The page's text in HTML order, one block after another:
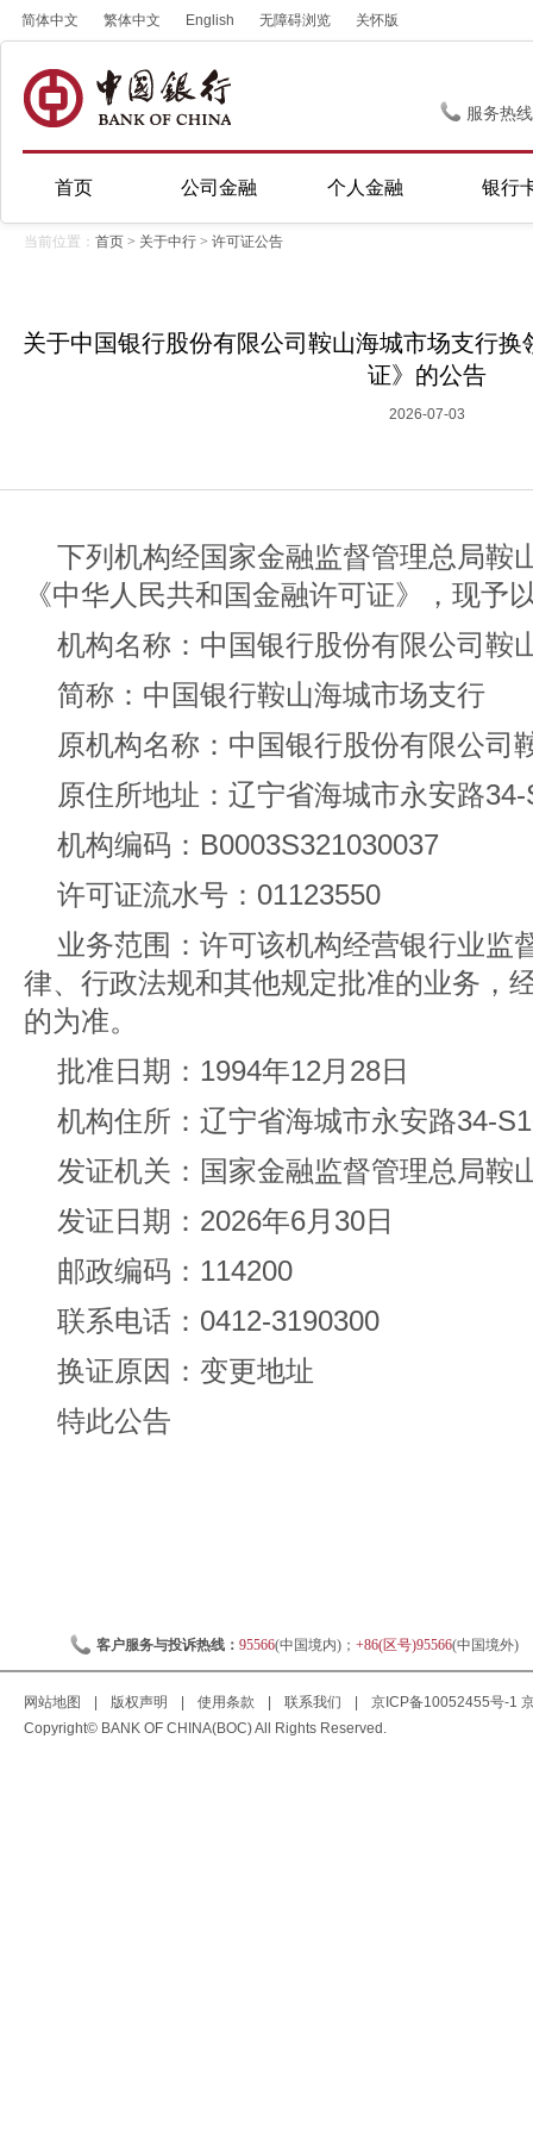
简体中文 繁体中文 English 无障碍浏览 关怀版
服务热
首页 公司金融 个人金融 银行
当前位置： 首页 > 关于中行 > 许可证公告
关于中国银行股份有限公司鞍山海城市场支行
证》的公告
2026-07-03
下列机构经国家金融监督管理总局鞍
《中华人民共和国金融许可证》，现予
机构名称：中国银行股份有限公司鞍
简称：中国银行鞍山海城市场支行
原机构名称：中国银行股份有限公司
原住所地址：辽宁省海城市永安路34-
机构编码：B0003S321030037
许可证流水号：01123550
业务范围：许可该机构经营银行业监
律、行政法规和其他规定批准的业务，
的为准。
批准日期：1994年12月28日
机构住所：辽宁省海城市永安路34-
发证机关：国家金融监督管理总局鞍
发证日期：2026年6月30日
邮政编码：114200
联系电话：0412-3190300
换证原因：变更地址
特此公告
客户服务与投诉热线： 95566(中国境内)； +86(区号)95566(中国境外)
网站地图 版权声明 使用条款 联系我们 京ICP备10052455号-1
Copyright© BANK OF CHINA(BOC) All Rights Reserved.